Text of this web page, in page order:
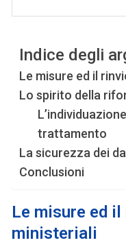
Indice degli
Le misure ed il
Lo spirito della
trattamento
La sicurezza dei
Conclusioni
Le misure ed
ministeriali